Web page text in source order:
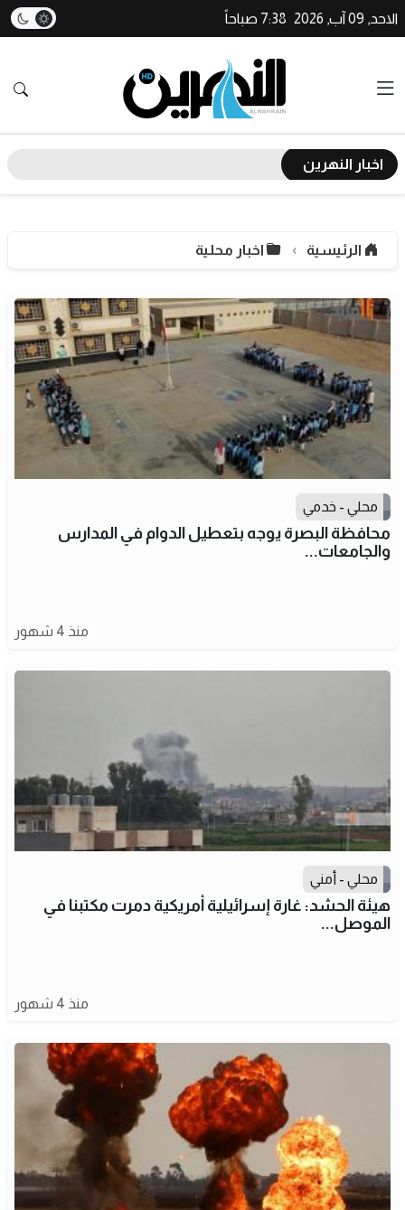
الاحد, 09 آب, 2026 7:38 صباحاً
اخبار النهرين
الرئيسية اخبار محلية
محلي - خدمي
محافظة البصرة يوجه بتعطيل الدوام في المدارس
والجامعات...
منذ 4 شهور
محلي - أمني
هيئة الحشد: غارة إسرائيلية أمريكية دمرت مكتبنا في
الموصل...
منذ 4 شهور